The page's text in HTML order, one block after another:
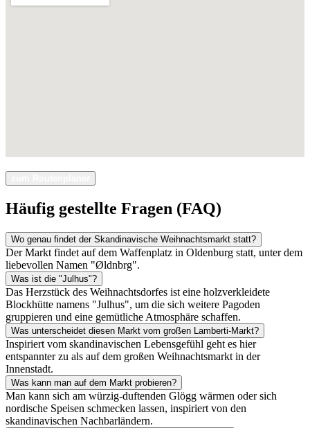
Häufig gestellte Fragen (FAQ)
Wo genau findet der Skandinavische Weihnachtsmarkt statt?
Der Markt findet auf dem Waffenplatz in Oldenburg statt, unter dem
liebevollen Namen "Øldnbrg".
Was ist die "Julhus"?
Das Herzstück des Weihnachtsdorfes ist eine holzverkleidete
Blockhütte namens "Julhus", um die sich weitere Pagoden
gruppieren und eine gemütliche Atmosphäre schaffen.
Was unterscheidet diesen Markt vom großen Lamberti-Markt?
Inspiriert vom skandinavischen Lebensgefühl geht es hier
entspannter zu als auf dem großen Weihnachtsmarkt in der
Innenstadt.
Was kann man auf dem Markt probieren?
Man kann sich am würzig-duftenden Glögg wärmen oder sich
nordische Speisen schmecken lassen, inspiriert von den
skandinavischen Nachbarländern.